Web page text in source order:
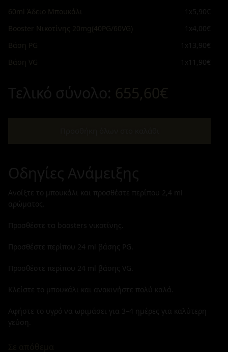
60ml Άδειο Μπουκάλι
1x5,90€
Booster Νικοτίνης 20mg(40PG/60VG)
1x4,00€
Βάση PG
1x 13,90€
Βάση VG
1x 11,90€
Τελικό σύνολο: 655,60€
Οδηγίες Ανάμειξης
Ανοίξτε το μπουκάλι και προσθέστε περίπου 2,4 ml
αρώματος.
Προσθέστε τα boosters νικοτίνης.
Προσθέστε περίπου 24 ml βάσης PG.
Προσθέστε περίπου 24 ml βάσης VG.
Κλείστε το μπουκάλι και ανακινήστε πολύ καλά.
Αφήστε το υγρό να ωριμάσει για 3–4 ημέρες για καλύτερη
γεύση.